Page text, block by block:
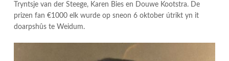
Tryntsje van der Steege, Karen Bies en Douwe Kootstra. De
prizen fan €1000 elk wurde op sneon 6 oktober útrikt yn it
doarpshûs te Weidum.